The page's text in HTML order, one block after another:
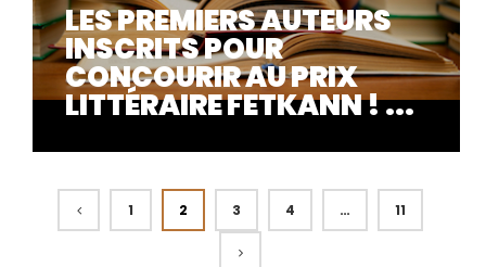
LES PREMIERS AUTEURS
INSCRITS POUR
CONCOURIR AU PRIX
LITTÉRAIRE FETKANN ! ...
1 2 3 4 … 11